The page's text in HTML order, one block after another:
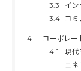
3.3
イン
3.4
コミ
4
コーポレー
4.1
現代
ェネ